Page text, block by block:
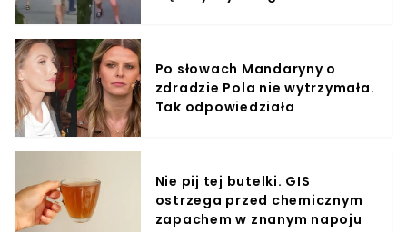
Po słowach Mandaryny o
zdradzie Pola nie wytrzymała.
Tak odpowiedziała
Nie pij tej butelki. GIS
ostrzega przed chemicznym
zapachem w znanym napoju